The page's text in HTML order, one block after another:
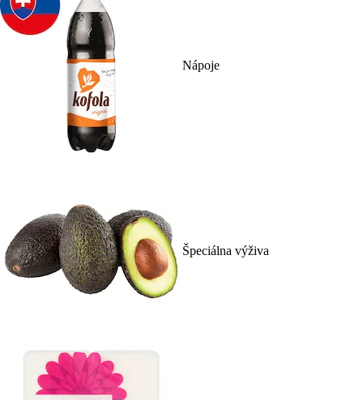
Nápoje
Špeciálna výživa